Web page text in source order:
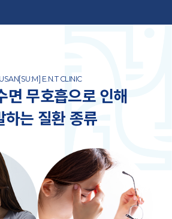
E.N.T CLINIC
면 무호흡으로 인해
하는 질환 종류